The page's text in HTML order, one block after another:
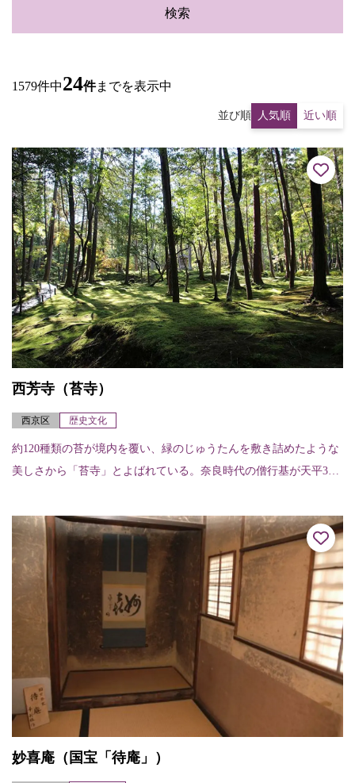
検索
1579件中24件までを表示中
並び順 人気順 近い順
西芳寺（苔寺）
西京区 歴史文化
約120種類の苔が境内を覆い、緑のじゅうたんを敷き詰めたような
美しさから「苔寺」とよばれている。奈良時代の僧行基が天平3年
に夢窓...
妙喜庵（国宝「待庵」）